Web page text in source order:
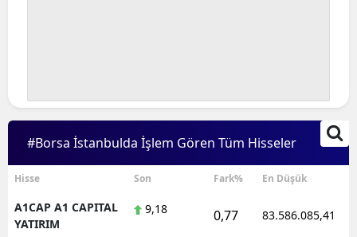
#Borsa İstanbulda İşlem Gören Tüm Hisseler
Hisse Son Fark% En Düşük
A1CAP A1 CAPITAL
YATIRIM
9,18 0,77 83.586.085,41